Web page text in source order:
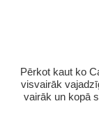
Pērkot kaut ko
visvairāk
vairāk un kopā